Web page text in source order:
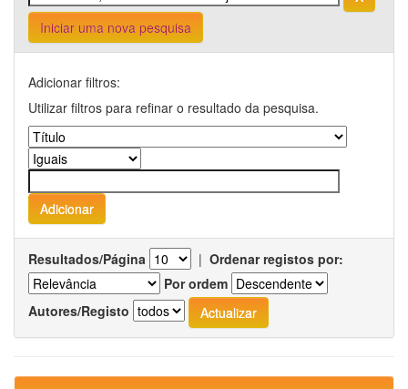
Iniciar uma nova pesquisa
Adicionar filtros:
Utilizar filtros para refinar o resultado da pesquisa.
Resultados/Página | Ordenar registos por:
Por ordem
Autores/Registo